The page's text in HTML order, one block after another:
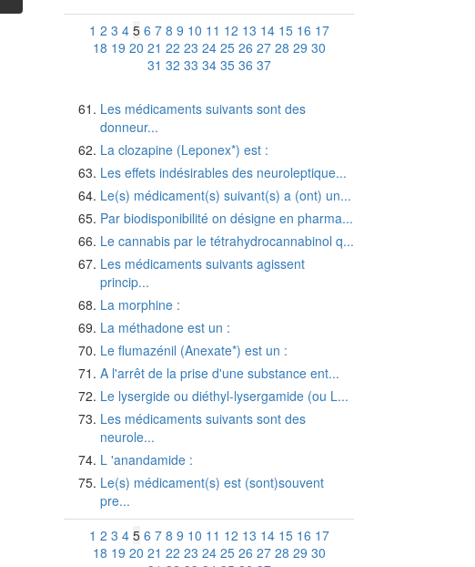
1 2 3 4 5 6 7 8 9 10 11 12 13 14 15 16 17
18 19 20 21 22 23 24 25 26 27 28 29 30
31 32 33 34 35 36 37
Les médicaments suivants sont des
donneur...
La clozapine (Leponex*) est :
Les effets indésirables des neuroleptique...
Le(s) médicament(s) suivant(s) a (ont) un...
Par biodisponibilité on désigne en pharma...
Le cannabis par le tétrahydrocannabinol q...
Les médicaments suivants agissent
princip...
La morphine :
La méthadone est un :
Le flumazénil (Anexate*) est un :
A l'arrêt de la prise d'une substance ent...
Le lysergide ou diéthyl-lysergamide (ou L...
Les médicaments suivants sont des
neurole...
L 'anandamide :
Le(s) médicament(s) est (sont)souvent
pre...
1 2 3 4 5 6 7 8 9 10 11 12 13 14 15 16 17
18 19 20 21 22 23 24 25 26 27 28 29 30